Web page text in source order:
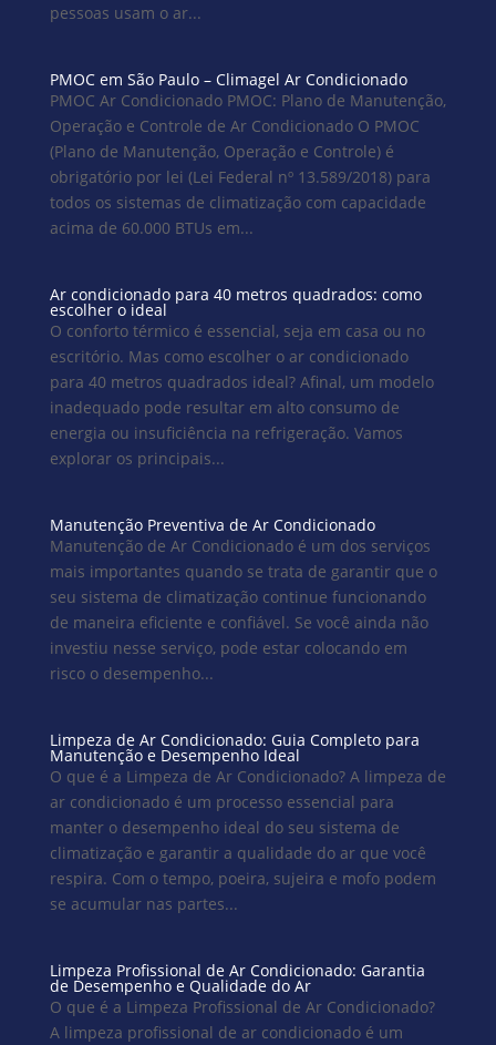
pessoas usam o ar...
PMOC em São Paulo – Climagel Ar Condicionado
PMOC Ar Condicionado PMOC: Plano de Manutenção,
Operação e Controle de Ar Condicionado O PMOC
(Plano de Manutenção, Operação e Controle) é
obrigatório por lei (Lei Federal nº 13.589/2018) para
todos os sistemas de climatização com capacidade
acima de 60.000 BTUs em...
Ar condicionado para 40 metros quadrados: como
escolher o ideal
O conforto térmico é essencial, seja em casa ou no
escritório. Mas como escolher o ar condicionado
para 40 metros quadrados ideal? Afinal, um modelo
inadequado pode resultar em alto consumo de
energia ou insuficiência na refrigeração. Vamos
explorar os principais...
Manutenção Preventiva de Ar Condicionado
Manutenção de Ar Condicionado é um dos serviços
mais importantes quando se trata de garantir que o
seu sistema de climatização continue funcionando
de maneira eficiente e confiável. Se você ainda não
investiu nesse serviço, pode estar colocando em
risco o desempenho...
Limpeza de Ar Condicionado: Guia Completo para
Manutenção e Desempenho Ideal
O que é a Limpeza de Ar Condicionado? A limpeza de
ar condicionado é um processo essencial para
manter o desempenho ideal do seu sistema de
climatização e garantir a qualidade do ar que você
respira. Com o tempo, poeira, sujeira e mofo podem
se acumular nas partes...
Limpeza Profissional de Ar Condicionado: Garantia
de Desempenho e Qualidade do Ar
O que é a Limpeza Profissional de Ar Condicionado?
A limpeza profissional de ar condicionado é um